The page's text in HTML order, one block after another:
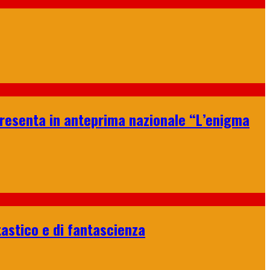
in anteprima nazionale “L’enigma
e di fantascienza